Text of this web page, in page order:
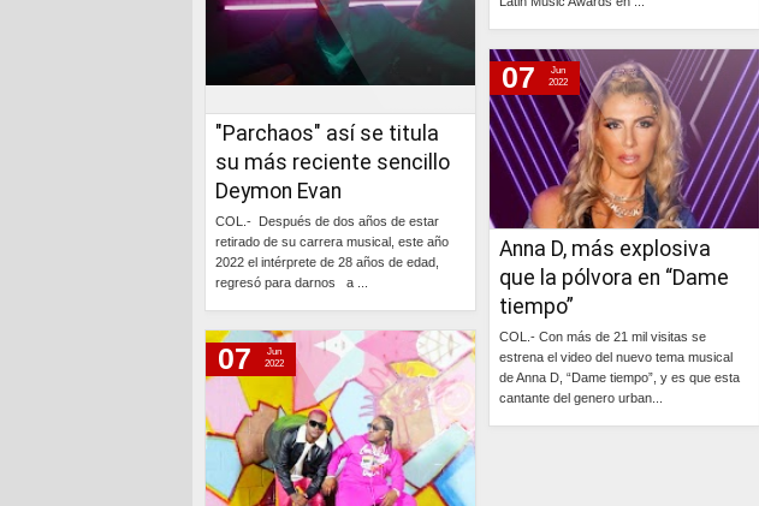
"Parchaos" así se titula
su más reciente sencillo
Deymon Evan
COL.- Después de dos años de estar
retirado de su carrera musical, este año
2022 el intérprete de 28 años de edad,
regresó para darnos a ...
Anna D, más explosiva
que la pólvora en “Dame
tiempo”
COL.- Con más de 21 mil visitas se
estrena el video del nuevo tema musical
de Anna D, “Dame tiempo”, y es que esta
cantante del genero urban...
07
Jun
2022
07
Jun
2022